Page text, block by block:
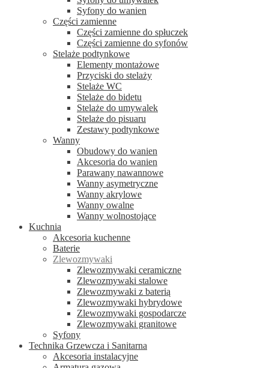
Syfony do wanien
Części zamienne
Części zamienne do spłuczek
Części zamienne do syfonów
Stelaże podtynkowe
Elementy montażowe
Przyciski do stelaży
Stelaże WC
Stelaże do bidetu
Stelaże do umywalek
Stelaże do pisuaru
Zestawy podtynkowe
Wanny
Obudowy do wanien
Akcesoria do wanien
Parawany nawannowe
Wanny asymetryczne
Wanny akrylowe
Wanny owalne
Wanny wolnostojące
Kuchnia
Akcesoria kuchenne
Baterie
Zlewozmywaki
Zlewozmywaki ceramiczne
Zlewozmywaki stalowe
Zlewozmywaki z baterią
Zlewozmywaki hybrydowe
Zlewozmywaki gospodarcze
Zlewozmywaki granitowe
Syfony
Technika Grzewcza i Sanitarna
Akcesoria instalacyjne